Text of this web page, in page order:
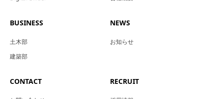
BUSINESS
土木部
建築部
NEWS
お知らせ
CONTACT RECRUIT